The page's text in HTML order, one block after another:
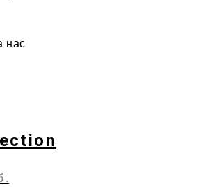
нас